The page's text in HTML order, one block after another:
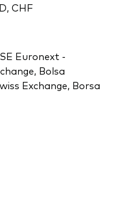
CHF
Euronext -
Bolsa
Exchange, Borsa